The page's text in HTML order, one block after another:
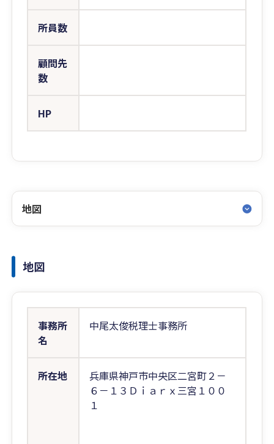
所員数
顧問先
数
HP
地図
地図
事務所
名
中尾太俊税理士事務所
所在地
兵庫県神戸市中央区二宮町２－
６－１３Ｄｉａｒｘ三宮１００
１